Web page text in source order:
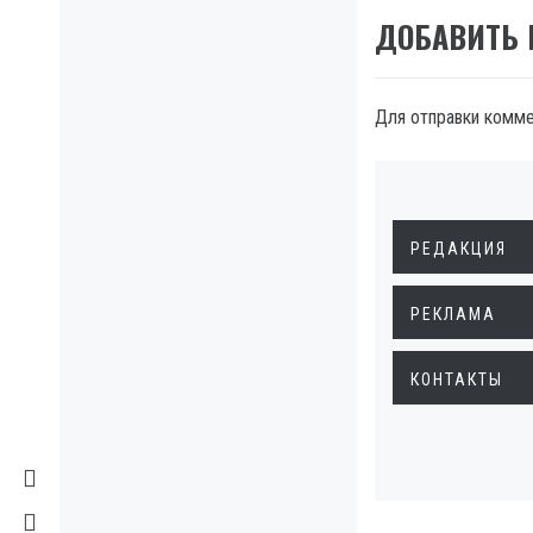
ДОБАВИТЬ
Для отправки
РЕДАКЦИЯ
РЕКЛАМА
КОНТАКТЫ